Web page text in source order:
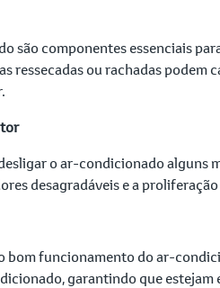
são componentes essenciais
ressecadas ou rachadas
o ar-condicionado alguns
desagradáveis e a
bom funcionamento do ar-
garantindo que